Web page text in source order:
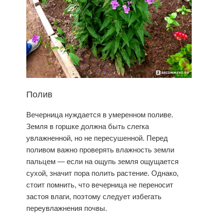
Полив
Вечерница нуждается в умеренном поливе.
Земля в горшке должна быть слегка
увлажненной, но не пересушенной. Перед
поливом важно проверять влажность земли
пальцем — если на ощупь земля ощущается
сухой, значит пора полить растение. Однако,
стоит помнить, что вечерница не переносит
застоя влаги, поэтому следует избегать
переувлажнения почвы.